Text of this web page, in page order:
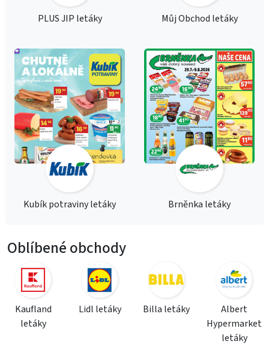
PLUS JIP letáky Můj Obchod letáky
Kubík potraviny letáky Brněnka letáky
Oblíbené obchody
Kaufland
letáky
Lidl letáky Billa letáky
Albert
Hypermarket
letáky